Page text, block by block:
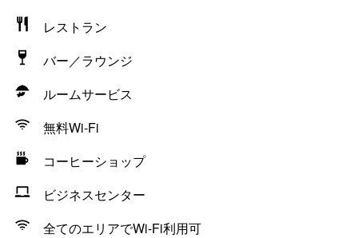
レストラン
バー／ラウンジ
ルームサービス
無料Wi-Fi
コーヒーショップ
ビジネスセンター
全てのエリアでWi-Fi利用可